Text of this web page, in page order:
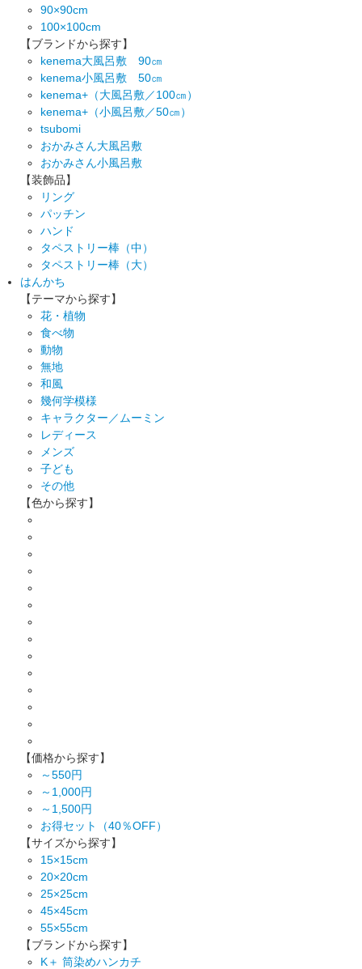
90×90cm
100×100cm
【ブランドから探す】
kenema大風呂敷 90㎝
kenema小風呂敷 50㎝
kenema+（大風呂敷／100㎝）
kenema+（小風呂敷／50㎝）
tsubomi
おかみさん大風呂敷
おかみさん小風呂敷
【装飾品】
リング
パッチン
ハンド
タペストリー棒（中）
タペストリー棒（大）
はんかち
【テーマから探す】
花・植物
食べ物
動物
無地
和風
幾何学模様
キャラクター／ムーミン
レディース
メンズ
子ども
その他
【色から探す】
【価格から探す】
～550円
～1,000円
～1,500円
お得セット（40％OFF）
【サイズから探す】
15×15cm
20×20cm
25×25cm
45×45cm
55×55cm
【ブランドから探す】
K＋ 筒染めハンカチ